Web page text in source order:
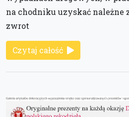
na chodniku uzyskać należne
zwrot
Czytaj całość